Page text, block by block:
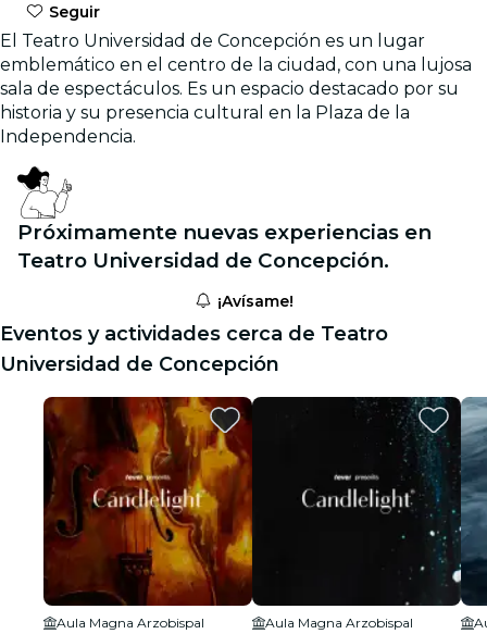
Seguir
El Teatro Universidad de Concepción es un lugar
emblemático en el centro de la ciudad, con una lujosa
sala de espectáculos. Es un espacio destacado por su
historia y su presencia cultural en la Plaza de la
Independencia.
Próximamente nuevas experiencias en
Teatro Universidad de Concepción.
¡Avísame!
Eventos y actividades cerca de Teatro
Universidad de Concepción
Aula Magna Arzobispal
Aula Magna Arzobispal